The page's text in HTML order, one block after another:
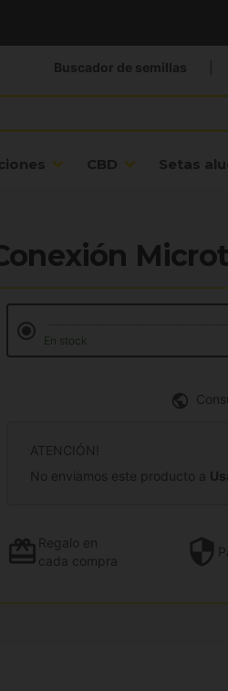
CBD Setas
Buscador de semillas
En stock
ATENCIÓN!
No enviamos este producto a
Regalo en
cada compra